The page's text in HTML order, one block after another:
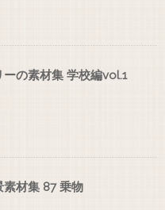
ーの素材集 学校編vol.1
材集 87 乗物